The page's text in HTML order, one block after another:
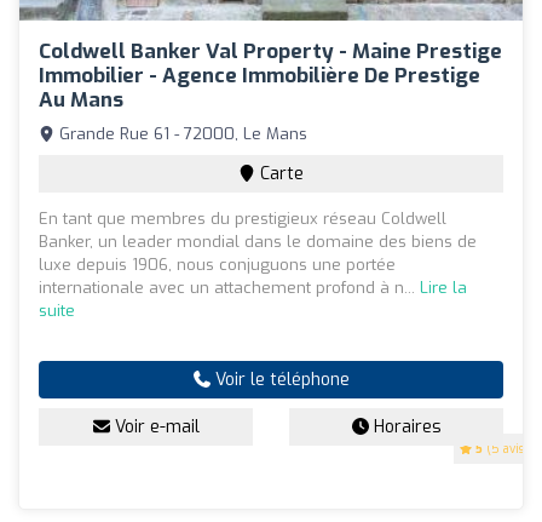
Coldwell Banker Val Property - Maine Prestige
Immobilier - Agence Immobilière De Prestige
Au Mans
5 (5 avis)
Grande Rue 61 - 72000, Le Mans
Carte
En tant que membres du prestigieux réseau Coldwell
Banker, un leader mondial dans le domaine des biens de
luxe depuis 1906, nous conjuguons une portée
internationale avec un attachement profond à n... Lire la
suite
Voir le téléphone
Voir e-mail Horaires